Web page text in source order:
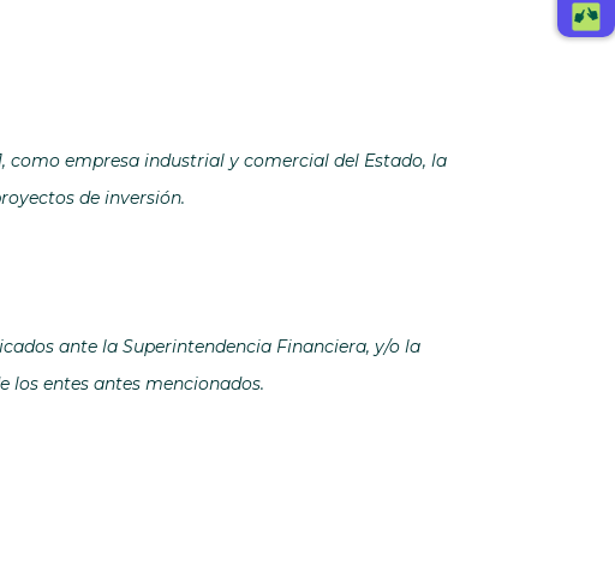
como empresa industrial y comercial del Estado, la
de inversión.
ante la Superintendencia Financiera, y/o la
los entes antes mencionados.